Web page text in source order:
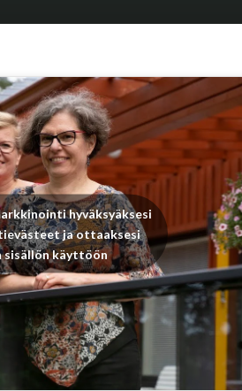
hyväksyäksesi
ja ottaaksesi
sisällön käyttöön